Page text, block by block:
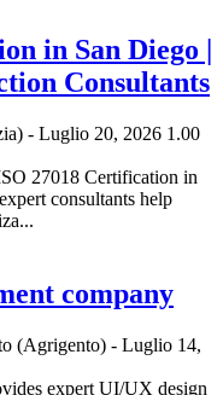
in San Diego |
Consultants
- Luglio 20, 2026 1.00
27018 Certification in
consultants help
company
(Agrigento) - Luglio 14,
expert UI/UX design